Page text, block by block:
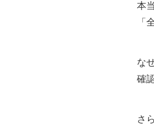
本
「
な
確
さ